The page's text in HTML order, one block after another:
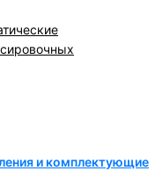
и комплектующие